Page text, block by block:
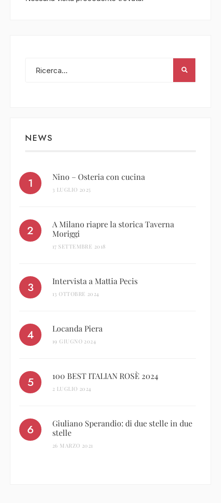
NEWS
Nino – Osteria con cucina
3 LUGLIO 2025
A Milano riapre la storica Taverna
Moriggi
17 SETTEMBRE 2018
Intervista a Mattia Pecis
13 OTTOBRE 2024
Locanda Piera
19 GIUGNO 2024
100 BEST ITALIAN ROSÈ 2024
2 LUGLIO 2024
Giuliano Sperandio: di due stelle in due
stelle
26 MARZO 2021